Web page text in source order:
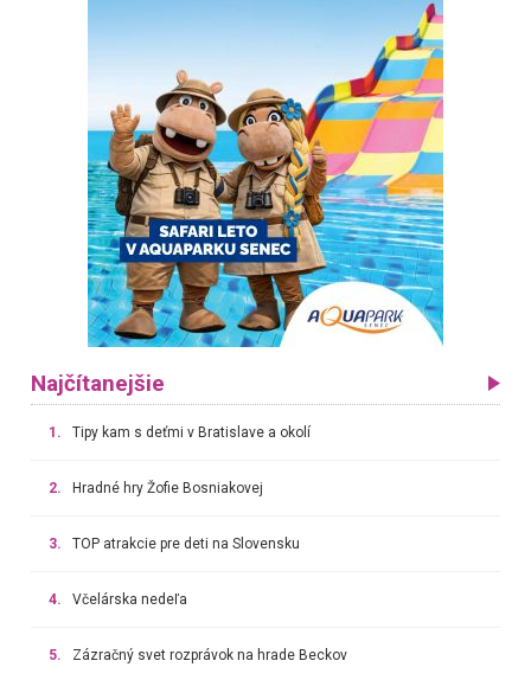
Najčítanejšie
1. Tipy kam s deťmi v Bratislave a okolí
2. Hradné hry Žofie Bosniakovej
3. TOP atrakcie pre deti na Slovensku
4. Včelárska nedeľa
5. Zázračný svet rozprávok na hrade Beckov